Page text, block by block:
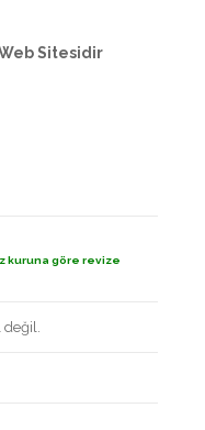
Sitesidir
kuruna göre revize
değil.